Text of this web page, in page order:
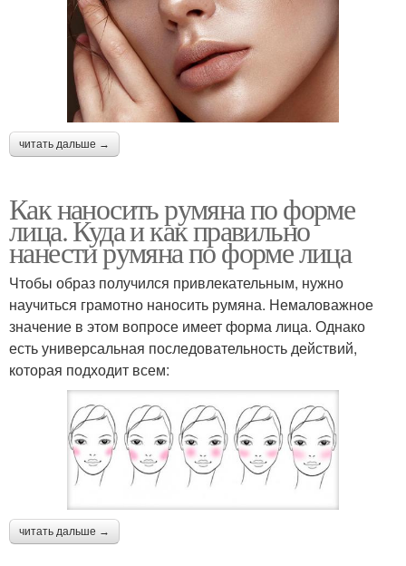
читать дальше →
Как наносить румяна по форме
лица. Куда и как правильно
нанести румяна по форме лица
Чтобы образ получился привлекательным, нужно
научиться грамотно наносить румяна. Немаловажное
значение в этом вопросе имеет форма лица. Однако
есть универсальная последовательность действий,
которая подходит всем:
читать дальше →